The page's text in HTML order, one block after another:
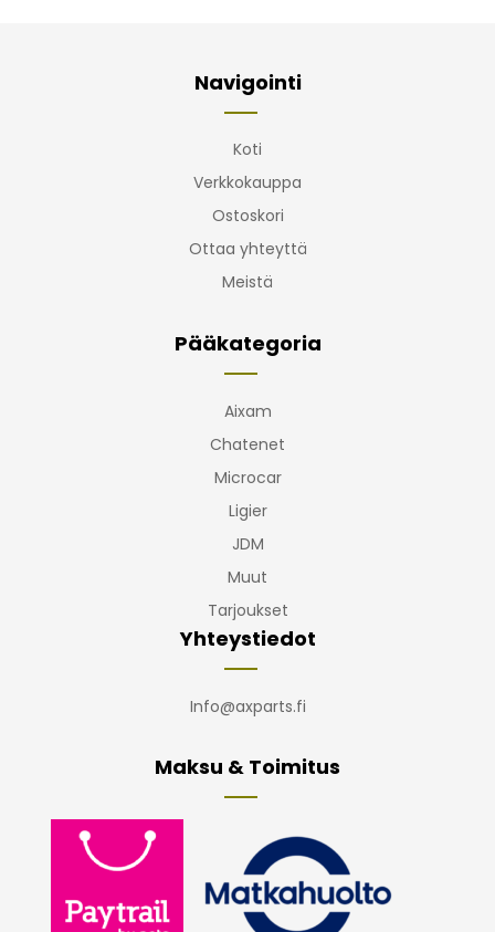
Navigointi
Koti
Verkkokauppa
Ostoskori
Ottaa yhteyttä
Meistä
Pääkategoria
Aixam
Chatenet
Microcar
Ligier
JDM
Muut
Tarjoukset
Yhteystiedot
Info@axparts.fi
Maksu & Toimitus